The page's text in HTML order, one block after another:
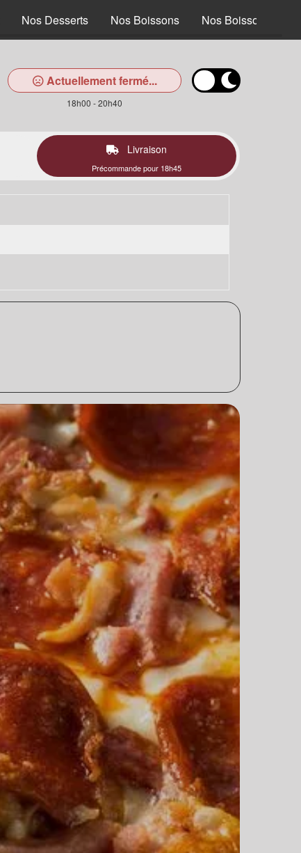
Nos Desserts Nos Boissons Nos Boissons
Actuellement fermé...
18h00 - 20h40
Livraison
Précommande pour 18h45